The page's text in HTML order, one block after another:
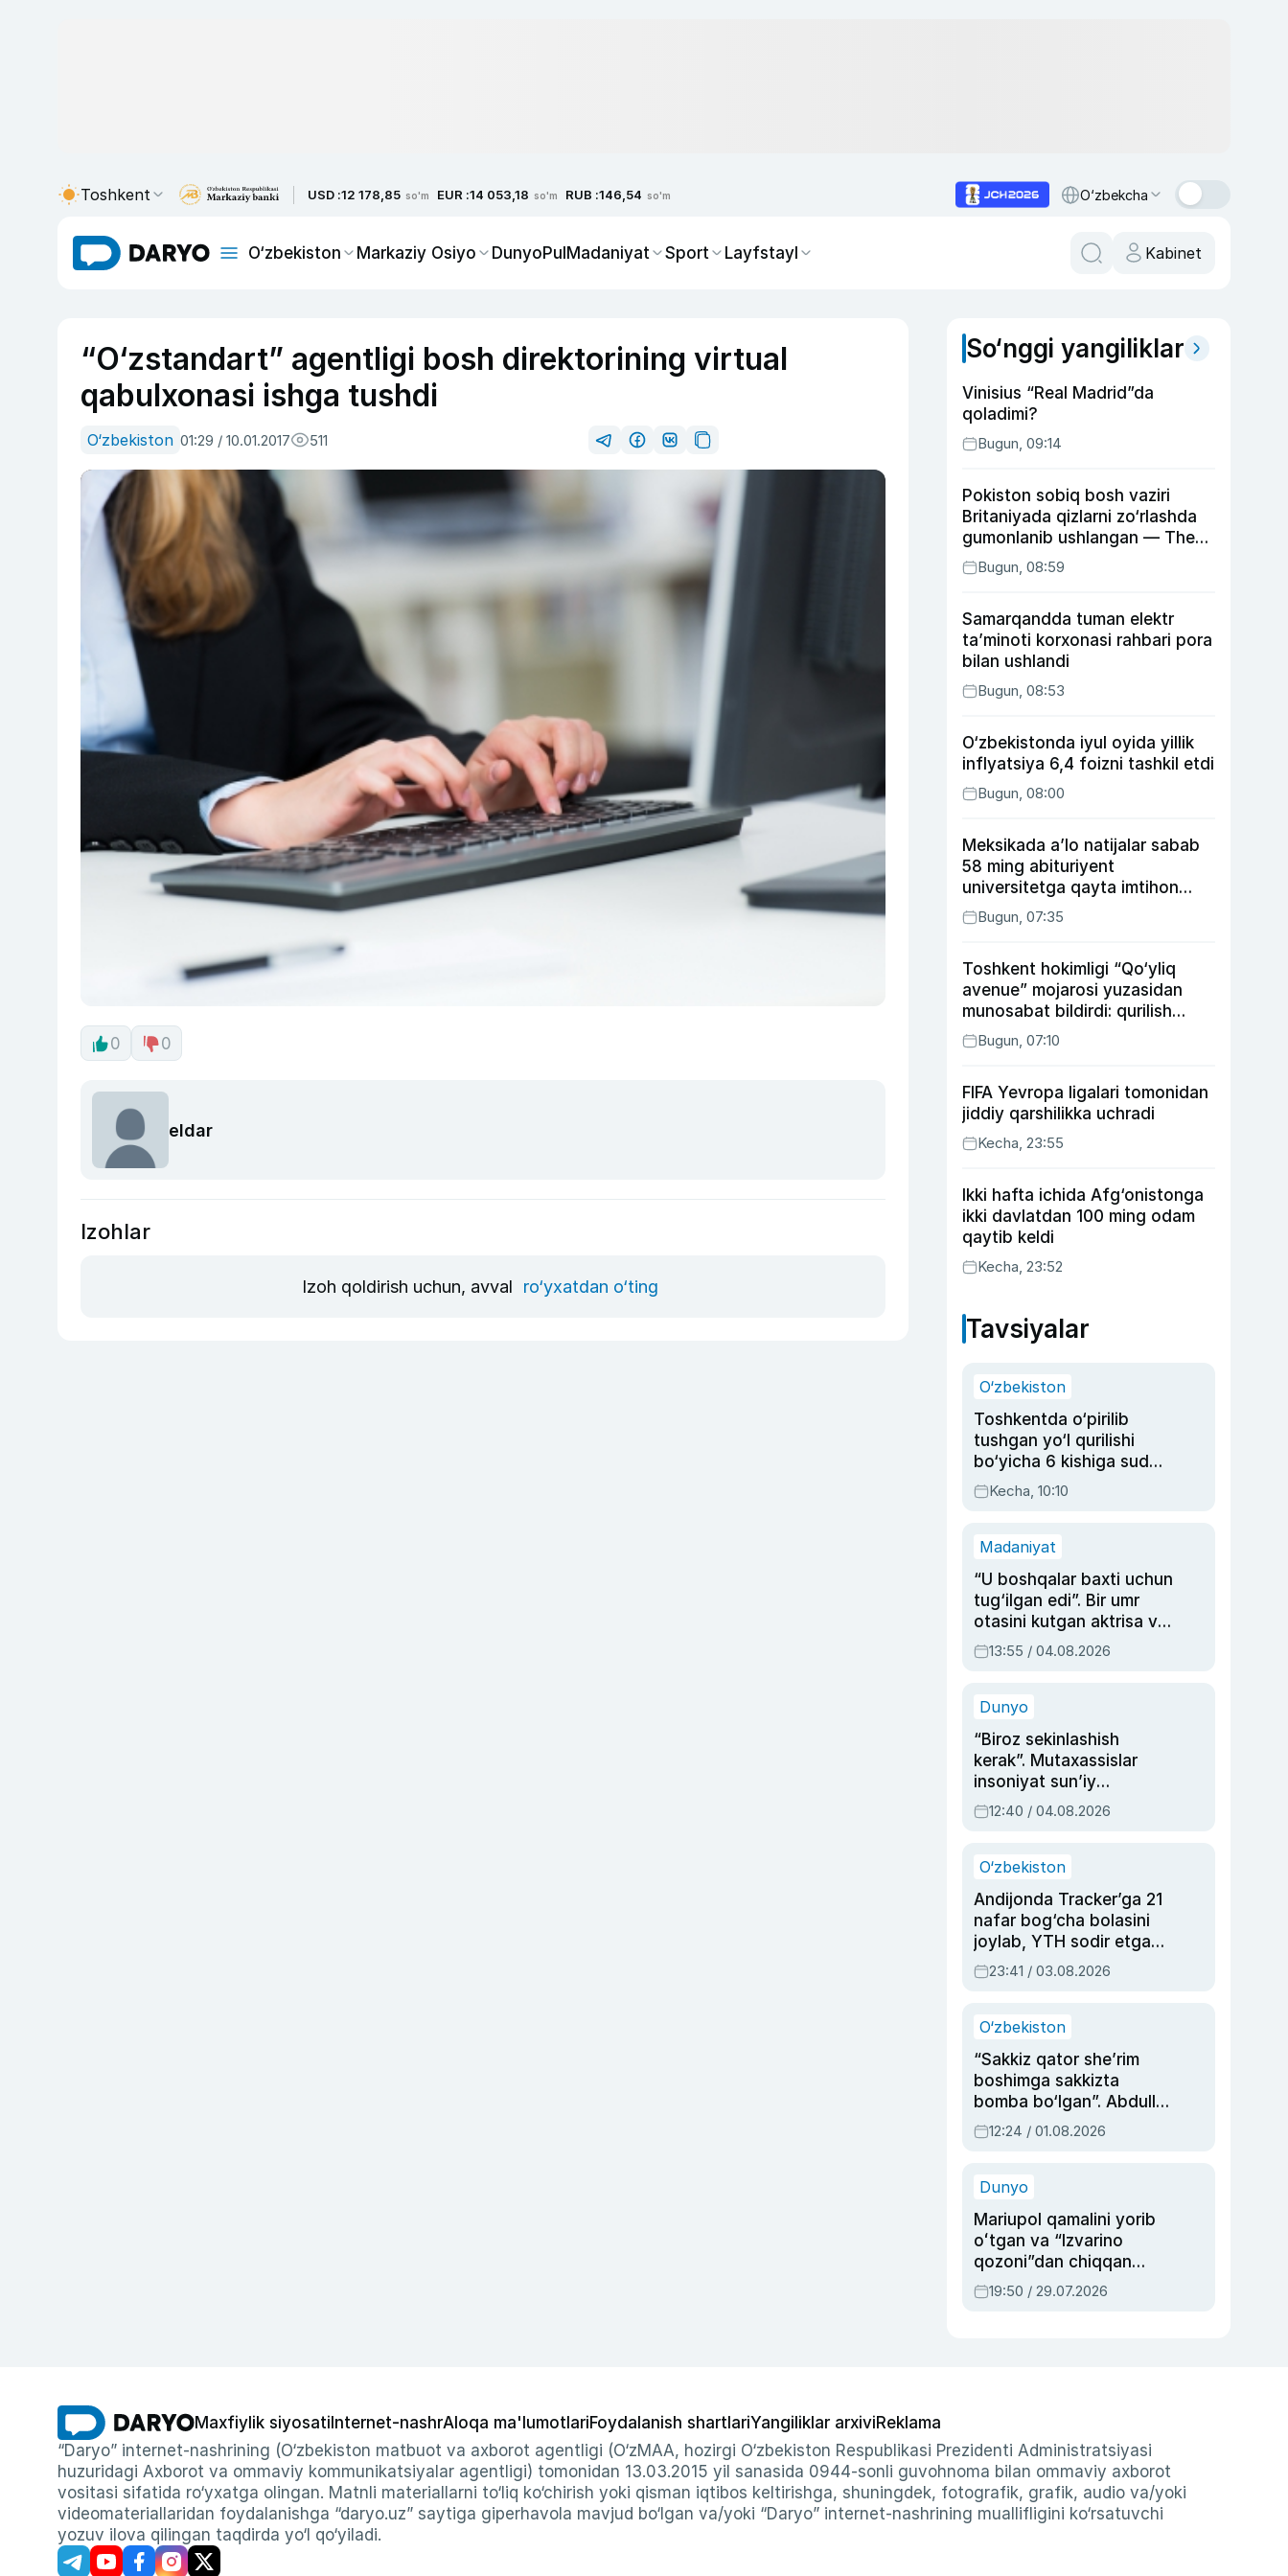
Toshkent USD :12 178,85 so'm EUR :14 053,18 so'm RUB :146,54 so'm O‘zbekcha
O‘zbekiston Markaziy Osiyo DunyoPulMadaniyat Sport Layfstayl Kabinet
“O‘zstandart” agentligi bosh direktorining virtual
qabulxonasi ishga tushdi
O‘zbekiston 01:29 / 10.01.2017 511
0 0
eldar
Izohlar
Izoh qoldirish uchun, avval ro‘yxatdan o‘ting
So‘nggi yangiliklar
Vinisius “Real Madrid”da
qoladimi?
Bugun, 09:14
Pokiston sobiq bosh vaziri
Britaniyada qizlarni zo‘rlashda
gumonlanib ushlangan — The
Guardian
Bugun, 08:59
Samarqandda tuman elektr
ta’minoti korxonasi rahbari pora
bilan ushlandi
Bugun, 08:53
O‘zbekistonda iyul oyida yillik
inflyatsiya 6,4 foizni tashkil etdi
Bugun, 08:00
Meksikada a’lo natijalar sabab
58 ming abituriyent
universitetga qayta imtihon
topshiradi
Bugun, 07:35
Toshkent hokimligi “Qo‘yliq
avenue” mojarosi yuzasidan
munosabat bildirdi: qurilish
ishlarining 53 foizi yakunlangan
Bugun, 07:10
FIFA Yevropa ligalari tomonidan
jiddiy qarshilikka uchradi
Kecha, 23:55
Ikki hafta ichida Afg‘onistonga
ikki davlatdan 100 ming odam
qaytib keldi
Kecha, 23:52
Tavsiyalar
O‘zbekiston
Toshkentda o‘pirilib
tushgan yo‘l qurilishi
bo‘yicha 6 kishiga sud
hukmi o‘qildi
Kecha, 10:10
Madaniyat
“U boshqalar baxti uchun
tug‘ilgan edi”. Bir umr
otasini kutgan aktrisa va
dublyaj ustasi Rimma
Ahmedovaning
13:55 / 04.08.2026
Dunyo
“Biroz sekinlashish
kerak”. Mutaxassislar
insoniyat sun’iy
intellektni boshqara
olmay qolishidan xavotir
12:40 / 04.08.2026
O‘zbekiston
Andijonda Tracker’ga 21
nafar bog‘cha bolasini
joylab, YTH sodir etgan
ayolga sud hukmi o‘qildi
23:41 / 03.08.2026
O‘zbekiston
“Sakkiz qator she’rim
boshimga sakkizta
bomba bo‘lgan”. Abdulla
Oripovni siyosiy
ayblovlardan asrab
12:24 / 01.08.2026
Dunyo
Mariupol qamalini yorib
oʻtgan va “Izvarino
qozoni”dan chiqqan
qahramon — Ukraina
armiyasi bosh
19:50 / 29.07.2026
Maxfiylik siyosati Internet-nashrAloqa ma'lumotlariFoydalanish shartlariYangiliklar arxiviReklama
“Daryo” internet-nashrining (O‘zbekiston matbuot va axborot agentligi (O‘zMAA, hozirgi O‘zbekiston Respublikasi Prezidenti Administratsiyasi
huzuridagi Axborot va ommaviy kommunikatsiyalar agentligi) tomonidan 13.03.2015 yil sanasida 0944-sonli guvohnoma bilan ommaviy axborot
vositasi sifatida ro‘yxatga olingan. Matnli materiallarni to‘liq ko‘chirish yoki qisman iqtibos keltirishga, shuningdek, fotografik, grafik, audio va/yoki
videomateriallaridan foydalanishga “daryo.uz” saytiga giperhavola mavjud bo‘lgan va/yoki “Daryo” internet-nashrining muallifligini ko‘rsatuvchi
yozuv ilova qilingan taqdirda yo‘l qo‘yiladi.